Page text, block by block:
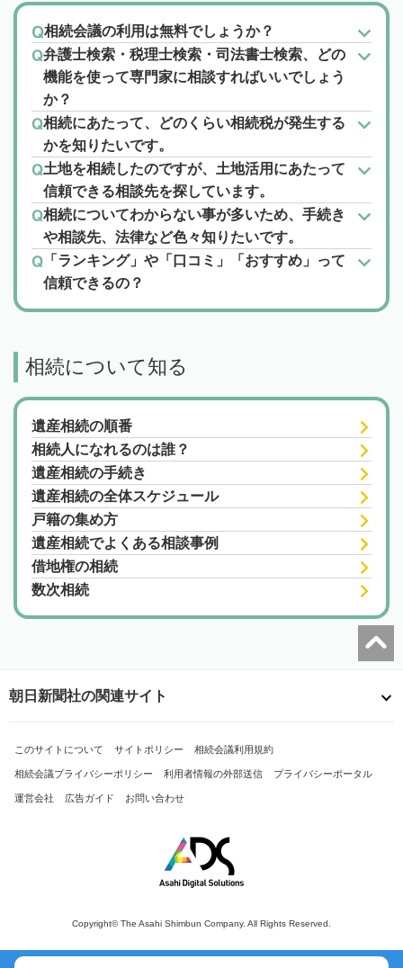
相続会議の利用は無料でしょうか？
弁護士検索・税理士検索・司法書士検索、どの
機能を使って専門家に相談すればいいでしょう
か？
相続にあたって、どのくらい相続税が発生する
かを知りたいです。
土地を相続したのですが、土地活用にあたって
信頼できる相談先を探しています。
相続についてわからない事が多いため、手続き
や相談先、法律など色々知りたいです。
「ランキング」や「口コミ」「おすすめ」って
信頼できるの？
相続について知る
遺産相続の順番
相続人になれるのは誰？
遺産相続の手続き
遺産相続の全体スケジュール
戸籍の集め方
遺産相続でよくある相談事例
借地権の相続
数次相続
朝日新聞社の関連サイト
このサイトについて サイトポリシー 相続会議利用規約
相続会議プライバシーポリシー 利用者情報の外部送信 プライバシーポータル
運営会社 広告ガイド お問い合わせ
Copyright© The Asahi Shimbun Company. All Rights Reserved.